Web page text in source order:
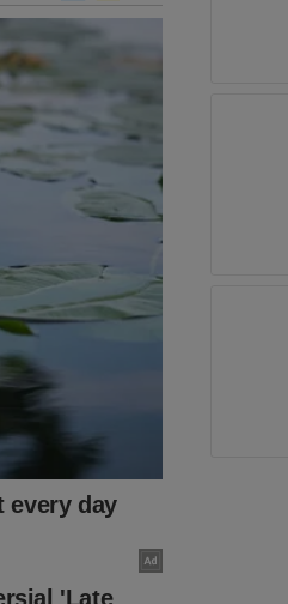
de Bolsonaro
agora conto
bilhões de
do
a economia
trazem.
poder
em
das forças
é